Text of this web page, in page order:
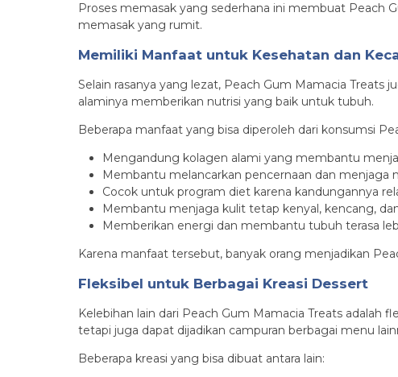
Proses memasak yang sederhana ini membuat Peach
memasak yang rumit.
Memiliki Manfaat untuk Kesehatan dan
Selain rasanya yang lezat, Peach Gum Mamacia
alaminya memberikan nutrisi yang baik untuk tubuh.
Beberapa manfaat yang bisa diperoleh dari konsumsi
Mengandung kolagen alami yang membantu
Membantu melancarkan pencernaan dan menjaga
Cocok untuk program diet karena kandungannya
Membantu menjaga kulit tetap kenyal, kencang,
Memberikan energi dan membantu tubuh terasa
Karena manfaat tersebut, banyak orang menjadikan
Fleksibel untuk Berbagai Kreasi Dessert
Kelebihan lain dari Peach Gum Mamacia Treats adalah
tetapi juga dapat dijadikan campuran berbagai menu
Beberapa kreasi yang bisa dibuat antara lain: